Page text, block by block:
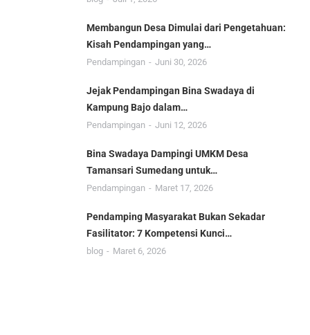
Membangun Desa Dimulai dari Pengetahuan:
Kisah Pendampingan yang…
Pendampingan Juni 30, 2026
Jejak Pendampingan Bina Swadaya di
Kampung Bajo dalam…
Pendampingan Juni 12, 2026
Bina Swadaya Dampingi UMKM Desa
Tamansari Sumedang untuk…
Pendampingan Maret 17, 2026
Pendamping Masyarakat Bukan Sekadar
Fasilitator: 7 Kompetensi Kunci…
blog Maret 6, 2026